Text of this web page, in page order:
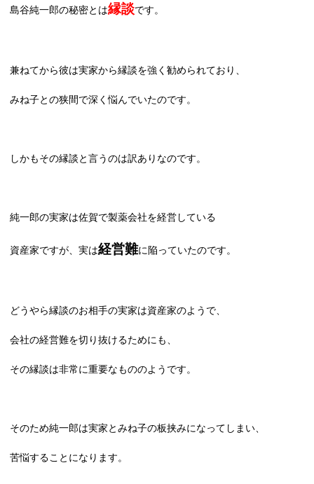
島谷純一郎の秘密とは縁談です。
兼ねてから彼は実家から縁談を強く勧められており、
みね子との狭間で深く悩んでいたのです。
しかもその縁談と言うのは訳ありなのです。
純一郎の実家は佐賀で製薬会社を経営している
資産家ですが、実は経営難に陥っていたのです。
どうやら縁談のお相手の実家は資産家のようで、
会社の経営難を切り抜けるためにも、
その縁談は非常に重要なもののようです。
そのため純一郎は実家とみね子の板挟みになってしまい、
苦悩することになります。